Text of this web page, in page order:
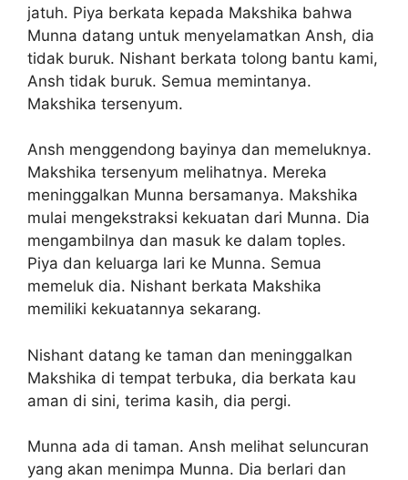
jatuh. Piya berkata kepada Makshika bahwa
Munna datang untuk menyelamatkan Ansh, dia
tidak buruk. Nishant berkata tolong bantu kami,
Ansh tidak buruk. Semua memintanya.
Makshika tersenyum.
Ansh menggendong bayinya dan memeluknya.
Makshika tersenyum melihatnya. Mereka
meninggalkan Munna bersamanya. Makshika
mulai mengekstraksi kekuatan dari Munna. Dia
mengambilnya dan masuk ke dalam toples.
Piya dan keluarga lari ke Munna. Semua
memeluk dia. Nishant berkata Makshika
memiliki kekuatannya sekarang.
Nishant datang ke taman dan meninggalkan
Makshika di tempat terbuka, dia berkata kau
aman di sini, terima kasih, dia pergi.
Munna ada di taman. Ansh melihat seluncuran
yang akan menimpa Munna. Dia berlari dan